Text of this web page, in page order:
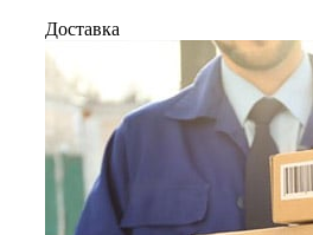
Доставка